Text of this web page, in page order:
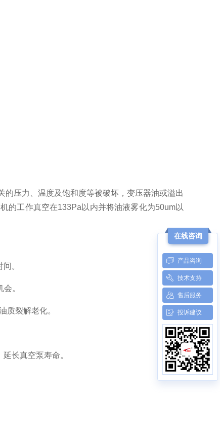
压力、温度及饱和度等被破坏，变压器油或溢出
的工作真空在133Pa以内并将油液雾化为50um以
。
。
质裂解老化。
长真空泵寿命。
在线咨询
产品咨询
技术支持
售后服务
投诉建议